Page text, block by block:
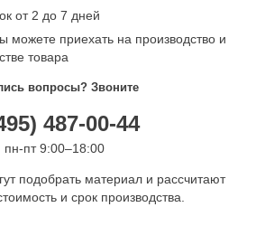
от 2 до 7 дней
можете приехать на производство и
товара
вопросы? Звоните
487-00-44
пн-пт 9:00–18:00
подобрать материал и рассчитают
и срок производства.